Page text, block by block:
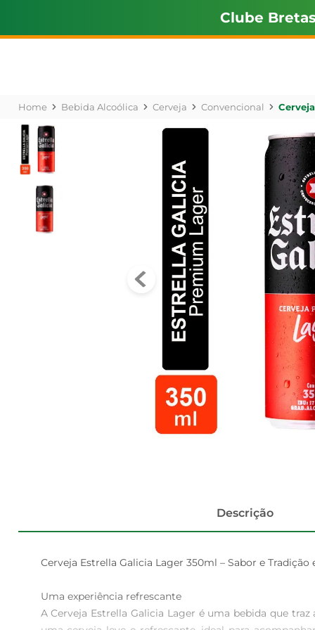
Clube Bretas
Bebida Alcoólica Cerveja Convencional
Descrição
Cerveja Estrella Galicia Lager 350ml – Sabor e Tradição
Uma experiência refrescante
A Cerveja Estrella Galicia Lager é uma bebida que